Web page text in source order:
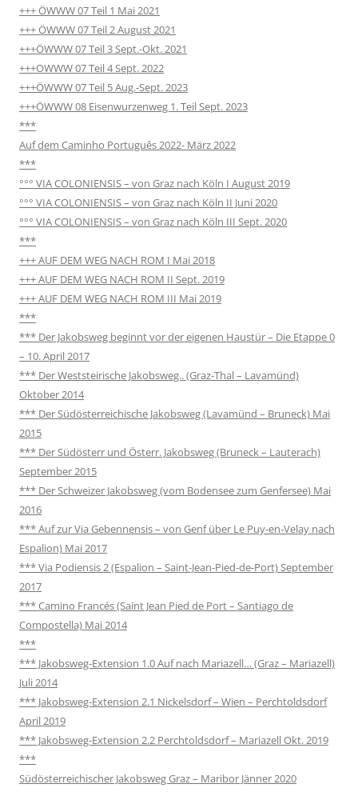
+++ ÖWWW 07 Teil 1 Mai 2021
+++ ÖWWW 07 Teil 2 August 2021
+++ÖWWW 07 Teil 3 Sept.-Okt. 2021
+++OWWW 07 Teil 4 Sept. 2022
+++ÖWWW 07 Teil 5 Aug.-Sept. 2023
+++ÖWWW 08 Eisenwurzenweg 1. Teil Sept. 2023
***
Auf dem Caminho Português 2022- März 2022
***
°°° VIA COLONIENSIS – von Graz nach Köln I August 2019
°°° VIA COLONIENSIS – von Graz nach Köln II Juni 2020
°°° VIA COLONIENSIS – von Graz nach Köln III Sept. 2020
***
+++ AUF DEM WEG NACH ROM I Mai 2018
+++ AUF DEM WEG NACH ROM II Sept. 2019
+++ AUF DEM WEG NACH ROM III Mai 2019
***
*** Der Jakobsweg beginnt vor der eigenen Haustür – Die Etappe 0
– 10. April 2017
*** Der Weststeirische Jakobsweg.. (Graz-Thal – Lavamünd)
Oktober 2014
*** Der Südösterreichische Jakobsweg (Lavamünd – Bruneck) Mai
2015
*** Der Südösterr und Österr. Jakobsweg (Bruneck – Lauterach)
September 2015
*** Der Schweizer Jakobsweg (vom Bodensee zum Genfersee) Mai
2016
*** Auf zur Via Gebennensis – von Genf über Le Puy-en-Velay nach
Espalion) Mai 2017
*** Via Podiensis 2 (Espalion – Saint-Jean-Pied-de-Port) September
2017
*** Camino Francés (Saint Jean Pied de Port – Santiago de
Compostella) Mai 2014
***
*** Jakobsweg-Extension 1.0 Auf nach Mariazell… (Graz – Mariazell)
Juli 2014
*** Jakobsweg-Extension 2.1 Nickelsdorf – Wien – Perchtoldsdorf
April 2019
*** Jakobsweg-Extension 2.2 Perchtoldsdorf – Mariazell Okt. 2019
***
Südösterreichischer Jakobsweg Graz – Maribor Jänner 2020